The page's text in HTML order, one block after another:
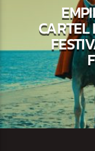
CARTEL